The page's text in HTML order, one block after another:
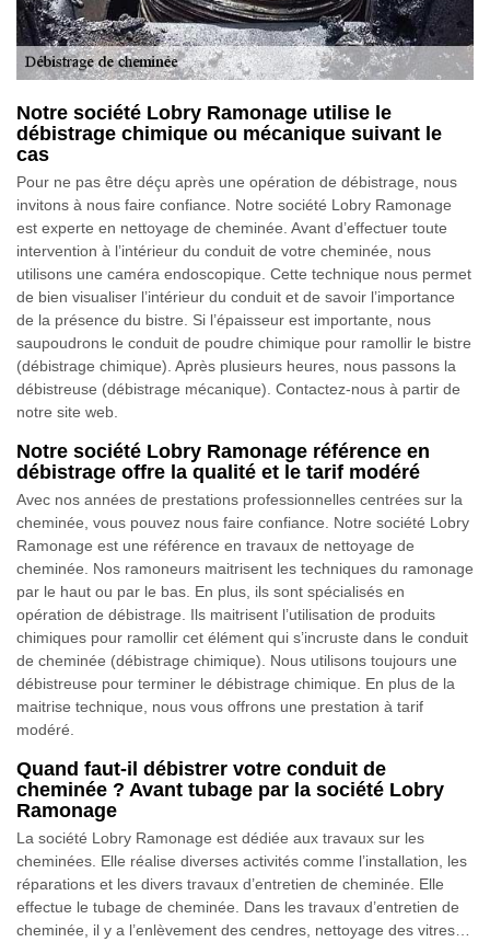
Notre société Lobry Ramonage utilise le
débistrage chimique ou mécanique suivant le
cas
Pour ne pas être déçu après une opération de débistrage, nous
invitons à nous faire confiance. Notre société Lobry Ramonage
est experte en nettoyage de cheminée. Avant d’effectuer toute
intervention à l’intérieur du conduit de votre cheminée, nous
utilisons une caméra endoscopique. Cette technique nous permet
de bien visualiser l’intérieur du conduit et de savoir l’importance
de la présence du bistre. Si l’épaisseur est importante, nous
saupoudrons le conduit de poudre chimique pour ramollir le bistre
(débistrage chimique). Après plusieurs heures, nous passons la
débistreuse (débistrage mécanique). Contactez-nous à partir de
notre site web.
Notre société Lobry Ramonage référence en
débistrage offre la qualité et le tarif modéré
Avec nos années de prestations professionnelles centrées sur la
cheminée, vous pouvez nous faire confiance. Notre société Lobry
Ramonage est une référence en travaux de nettoyage de
cheminée. Nos ramoneurs maitrisent les techniques du ramonage
par le haut ou par le bas. En plus, ils sont spécialisés en
opération de débistrage. Ils maitrisent l’utilisation de produits
chimiques pour ramollir cet élément qui s’incruste dans le conduit
de cheminée (débistrage chimique). Nous utilisons toujours une
débistreuse pour terminer le débistrage chimique. En plus de la
maitrise technique, nous vous offrons une prestation à tarif
modéré.
Quand faut-il débistrer votre conduit de
cheminée ? Avant tubage par la société Lobry
Ramonage
La société Lobry Ramonage est dédiée aux travaux sur les
cheminées. Elle réalise diverses activités comme l’installation, les
réparations et les divers travaux d’entretien de cheminée. Elle
effectue le tubage de cheminée. Dans les travaux d’entretien de
cheminée, il y a l’enlèvement des cendres, nettoyage des vitres…